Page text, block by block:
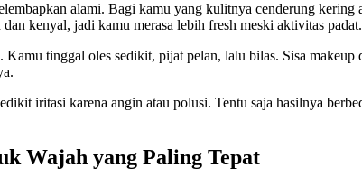
alami. Bagi kamu yang kulitnya cenderung
kenyal, jadi kamu merasa lebih fresh meski aktivitas padat.
tinggal oles sedikit, pijat pelan, lalu bilas. Sisa
iritasi karena angin atau polusi. Tentu saja hasilnya
Wajah yang Paling Tepat